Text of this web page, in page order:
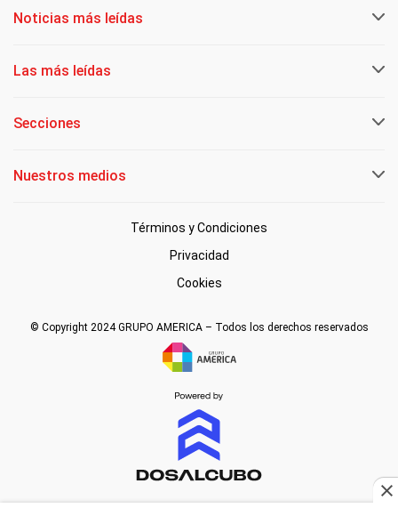
Noticias más leídas
Las más leídas
Secciones
Nuestros medios
Términos y Condiciones
Privacidad
Cookies
© Copyright 2024 GRUPO AMERICA – Todos los derechos reservados